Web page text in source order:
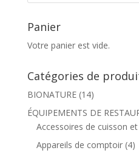
Panier
Votre panier est vide.
Catégories de
BIONATURE (14)
ÉQUIPEMENTS DE
Accessoires de cuisson
Appareils de comptoir (4)